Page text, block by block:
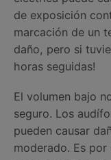
de exposición
marcación de un
daño, pero si
horas seguidas!
El volumen bajo
seguro. Los
pueden causar
moderado. Es